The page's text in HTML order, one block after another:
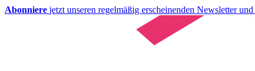
Abonniere jetzt unseren regelmäßig erscheinenden Newsletter und